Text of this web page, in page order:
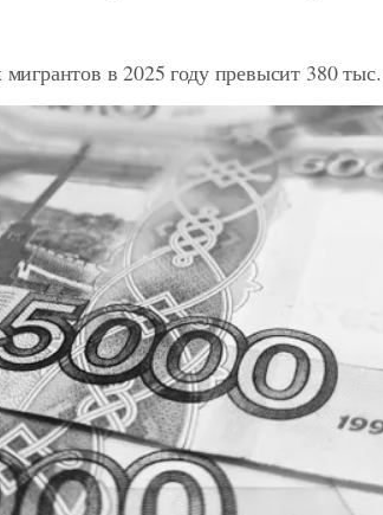
в 2025 году превысит 380